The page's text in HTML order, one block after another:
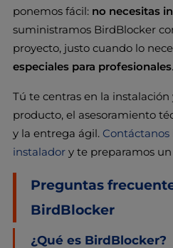
ponemos fácil: no necesitas
suministramos BirdBlocker
proyecto, justo cuando lo
especiales para profesionales.
Tú te centras en la
producto, el asesoramiento
y la entrega ágil.
instalador y te preparamos
Preguntas
BirdBlocker
¿Qué es BirdBlocker?